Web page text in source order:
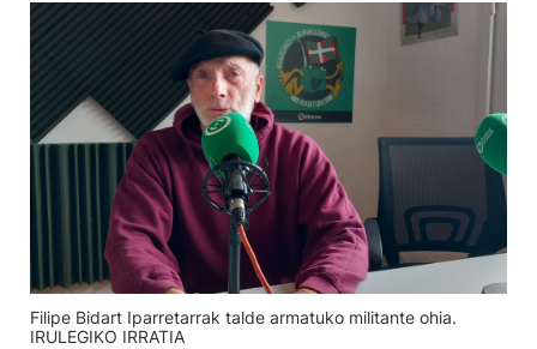
Filipe Bidart Iparretarrak talde armatuko militante ohia.
IRULEGIKO IRRATIA